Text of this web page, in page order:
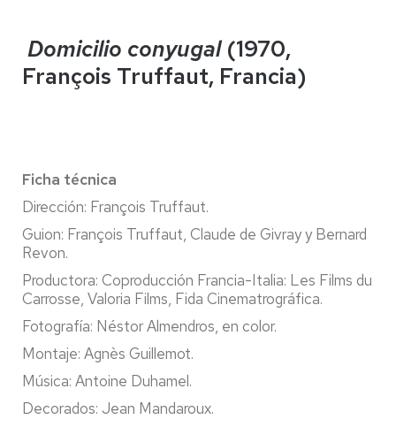
Domicilio conyugal (1970,
François Truffaut, Francia)
Ficha técnica
Dirección: François Truffaut.
Guion: François Truffaut, Claude de Givray y Bernard
Revon.
Productora: Coproducción Francia-Italia: Les Films du
Carrosse, Valoria Films, Fida Cinematrográfica.
Fotografía: Néstor Almendros, en color.
Montaje: Agnès Guillemot.
Música: Antoine Duhamel.
Decorados: Jean Mandaroux.